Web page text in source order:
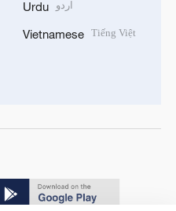
Urdu اردو
Vietnamese Tiếng Việt